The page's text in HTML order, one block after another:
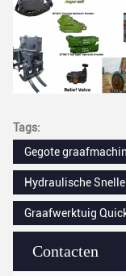
Contacten
Tags:
Gegote
Hydraulische
Graafwerktuig